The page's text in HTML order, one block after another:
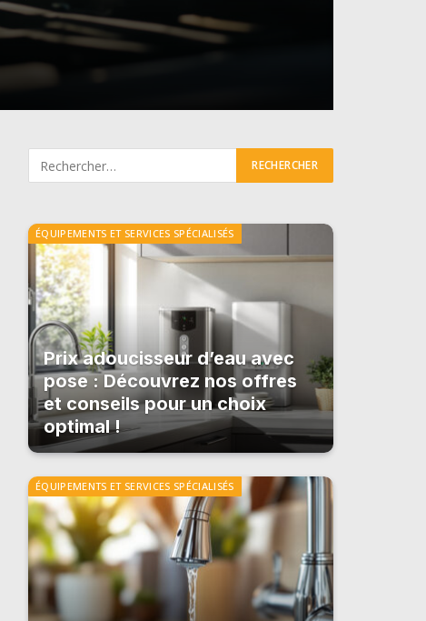
ÉQUIPEMENTS ET SERVICES SPÉCIALISÉS
Prix adoucisseur d’eau avec
pose : Découvrez nos offres
et conseils pour un choix
optimal !
ÉQUIPEMENTS ET SERVICES SPÉCIALISÉS